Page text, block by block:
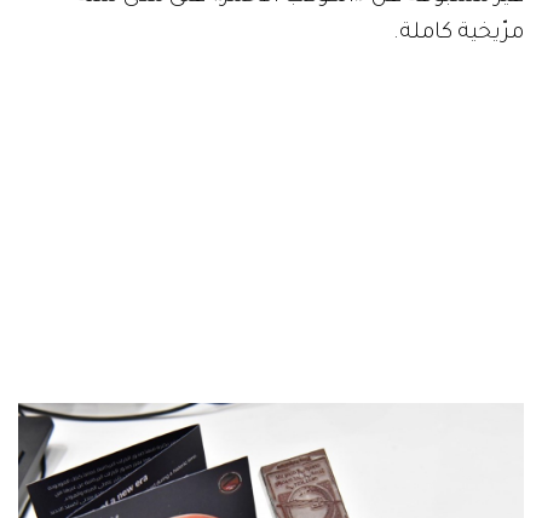
مرّيخية كاملة.